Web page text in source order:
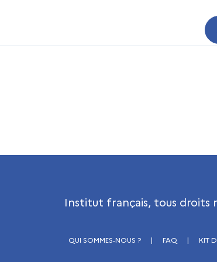
Institut français, tous droits
QUI SOMMES-NOUS ? | FAQ | KIT